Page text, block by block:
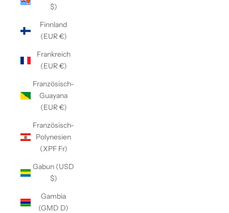
$)
Finnland
(EUR €)
Frankreich
(EUR €)
Französisch-
Guayana
(EUR €)
Französisch-
Polynesien
(XPF Fr)
Gabun (USD
$)
Gambia
(GMD D)